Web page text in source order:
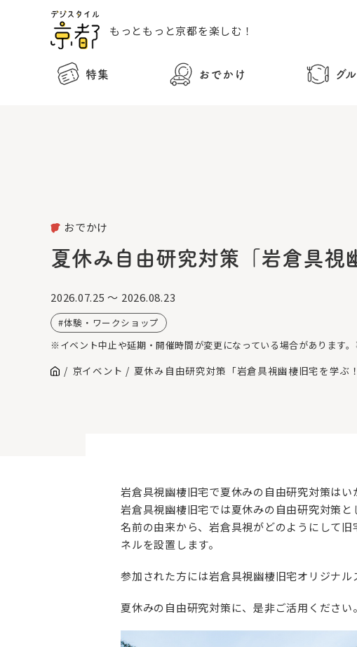
もっともっと京都を楽しむ！
特集 おでかけ グ
おでかけ
夏休み自由研究対策「岩倉具視
2026.07.25 ～ 2026.08.23
体験・ワークショップ
※イベント中止や延期・開催時間が変更になっている場合があります
京イベント 夏休み自由研究対策「岩倉具視幽棲旧宅を学ぶ！
岩倉具視幽棲旧宅で夏休みの自由研究対策はい
岩倉具視幽棲旧宅では夏休みの自由研究対策
名前の由来から、岩倉具視がどのようにして
ネルを設置します。
参加された方には岩倉具視幽棲旧宅オリジナル
夏休みの自由研究対策に、是非ご活用ください。